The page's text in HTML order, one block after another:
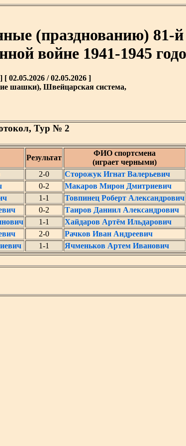
(празднованию) 81-
войне 1941-1945
02.05.2026 / 02.05.2026 ]
шашки), Швейцарская система,
Тур № 2
Результат
ФИО спортсмена
(играет черными)
2-0 Сторожук Игнат Валерьевич
0-2 Макаров Мирон Дмитриевич
1-1 Товпинец Роберт Александрович
0-2 Таиров Даниил Александрович
1-1 Хайдаров Артём Ильдарович
2-0 Рачков Иван Андреевич
1-1 Ячменьков Артем Иванович